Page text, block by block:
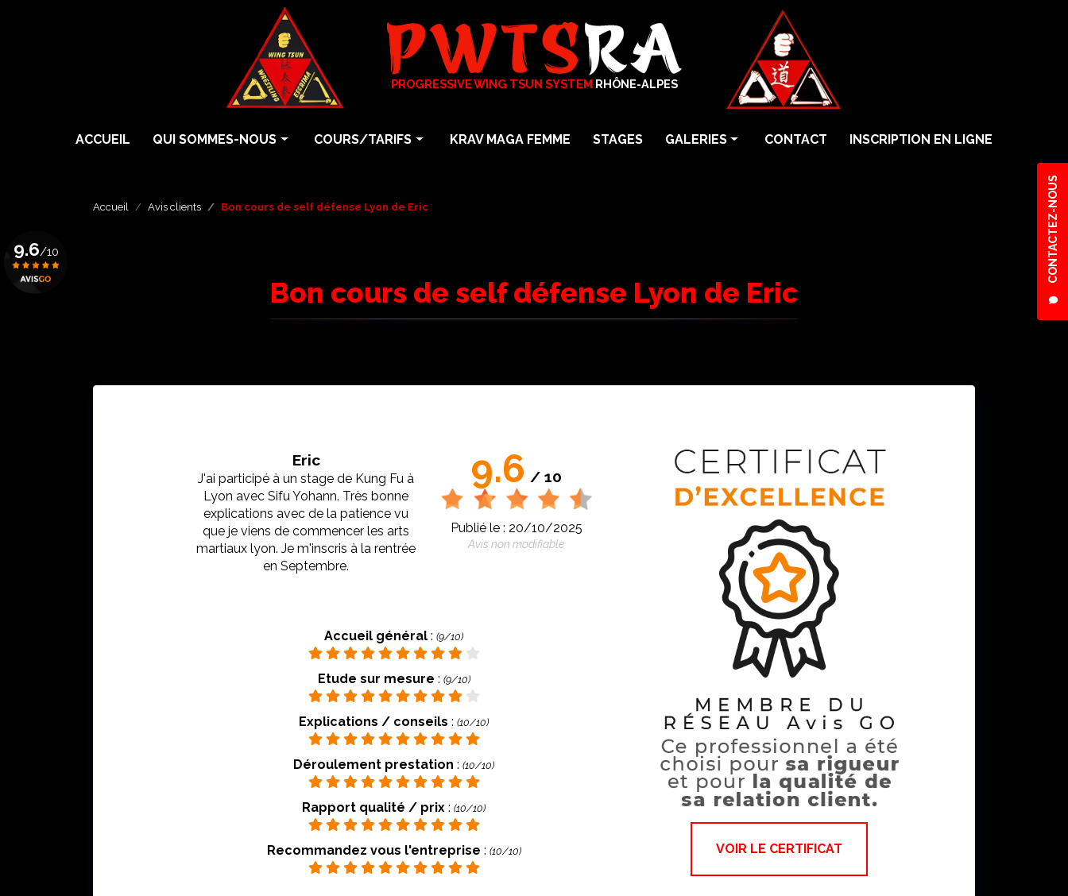
PROGRESSIVE WING TSUN SYSTEM RHÔNE-ALPES
CONTACTEZ-NOUS
ACCUEIL
QUI SOMMES-NOUS
Écoles
COURS/TARIFS
Cours particuliers
Krav Maga Femme Self Défense
KRAV MAGA FEMME STAGES GALERIES CONTACT INSCRIPTION EN LIGNE
9.6/10
Accueil Avis clients Bon cours de self défense Lyon de Eric
Bon cours de self défense Lyon de Eric
Eric
J'ai participé à un stage de Kung Fu à
Lyon avec Sifu Yohann. Très bonne
explications avec de la patience vu
que je viens de commencer les arts
martiaux lyon. Je m'inscris à la rentrée
en Septembre.
9.6 / 10
Publié le : 20/10/2025
Avis non modifiable
Accueil général :(9/10)
Etude sur mesure : (9/10)
Explications / conseils :(10/10)
Déroulement prestation :(10/10)
Rapport qualité / prix :(10/10)
Recommandez vous l'entreprise : (10/10) VOIR LE CERTIFICAT